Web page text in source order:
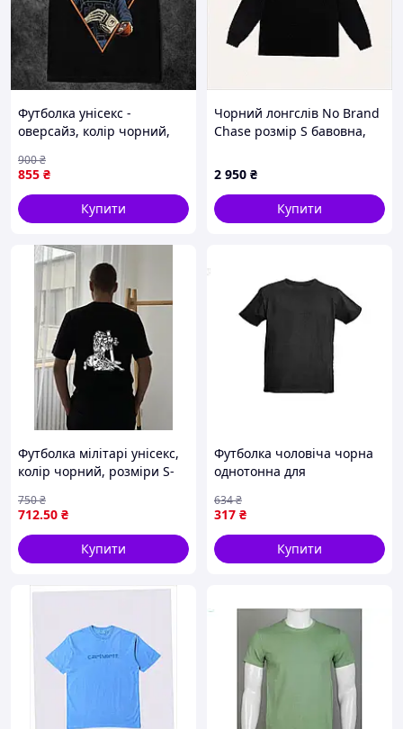
Футболка унісекс -
оверсайз, колір чорний,
855 ₴
900₴
Купити
Чорний лонгслів No Brand
Chase розмір S бавовна,
2 950 ₴
Купити
Футболка мілітарі унісекс,
колір чорний, розміри S-
712.50 ₴
750₴
Купити
Футболка чоловіча чорна
однотонна для
розмір 54 2XL ТМ Житосвіт
317 ₴
634₴
Купити